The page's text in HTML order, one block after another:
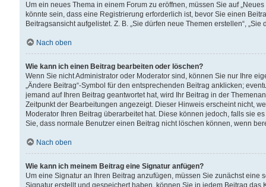
Um ein neues Thema in einem Forum zu eröffnen, müssen Sie auf
könnte sein, dass eine Registrierung erforderlich ist, bevor Sie einen
Beitragsansicht aufgelistet. Z. B. „Sie dürfen neue Themen erstellen“,
Nach oben
Wie kann ich einen Beitrag bearbeiten oder löschen?
Wenn Sie nicht Administrator oder Moderator sind, können Sie nur Ihre
„Ändere Beitrag“-Symbol für den entsprechenden Beitrag anklicken;
jemand auf Ihren Beitrag geantwortet hat, wird Ihr Beitrag in der
Zeitpunkt der Bearbeitungen angezeigt. Dieser Hinweis erscheint nicht,
Moderator Ihren Beitrag überarbeitet hat. Diese können jedoch, falls sie
Sie, dass normale Benutzer einen Beitrag nicht löschen können, wenn
Nach oben
Wie kann ich meinem Beitrag eine Signatur anfügen?
Um eine Signatur an Ihren Beitrag anzufügen, müssen Sie zunächst
Signatur erstellt und gespeichert haben, können Sie in jedem Beitrag